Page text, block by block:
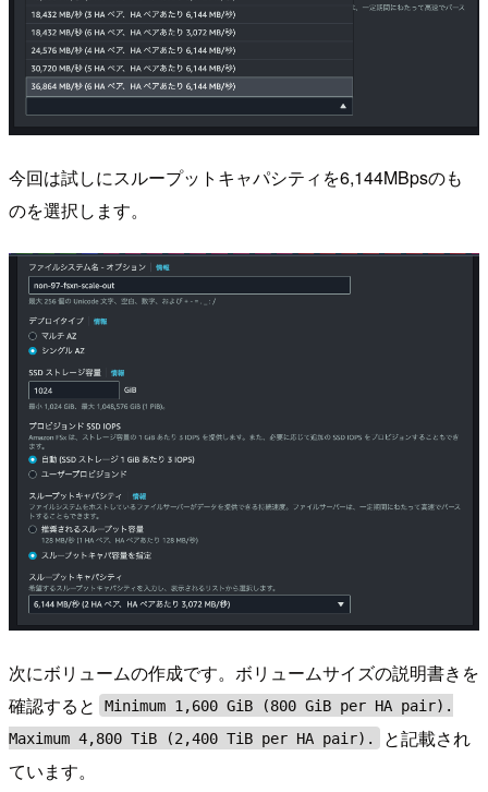
今回は試しにスループットキャパシティを6,144MBpsのも
のを選択します。
次にボリュームの作成です。ボリュームサイズの説明書きを
確認すると
Minimum 1,600 GiB (800 GiB per HA pair).
Maximum 4,800 TiB (2,400 TiB per HA pair).
と記載され
ています。